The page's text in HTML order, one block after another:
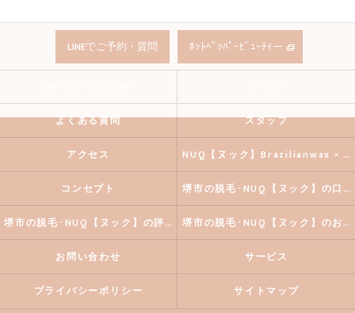
LINEでご予約・質問 ﾎｯﾄﾍﾟｯﾊﾟｰﾋﾞｭｰﾃｨー
よくある質問 スタッフ
アクセス NUQ【ヌック】Brazilianwax × 《HBL》Eyebrow
コンセプト 堺市の脱毛･NUQ【ヌック】の口コミ情報
堺市の脱毛･NUQ【ヌック】の評判 堺市の脱毛･NUQ【ヌック】のお客様の声
お問い合わせ サービス
プライバシーポリシー サイトマップ